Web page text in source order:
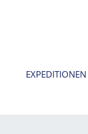
EXPEDITIONEN